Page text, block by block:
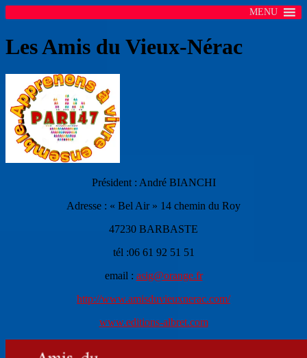
MENU
Les Amis du Vieux-Nérac
Président : André BIANCHI
Adresse : « Bel Air » 14 chemin du Roy
47230 BARBASTE
tél :06 61 92 51 51
email : asig@orange.fr
http://www.amisduvieuxnerac.com/
www.editions-albret.com